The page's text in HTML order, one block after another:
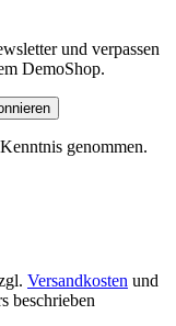
und verpassen
DemoShop.
genommen.
Versandkosten und
beschrieben